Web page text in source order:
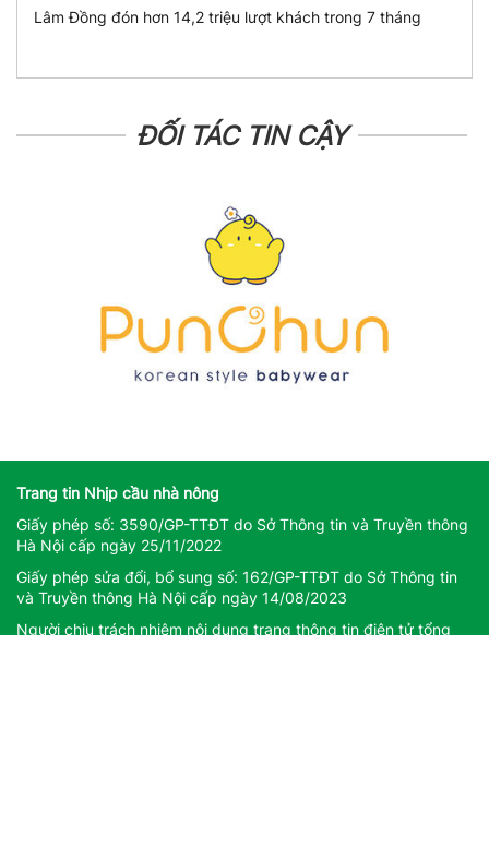
Lâm Đồng đón hơn 14,2 triệu lượt khách trong 7 tháng
ĐỐI TÁC TIN CẬY
Trang tin Nhịp cầu nhà nông
Giấy phép số: 3590/GP-TTĐT do Sở Thông tin và Truyền thông
Hà Nội cấp ngày 25/11/2022
Giấy phép sửa đổi, bổ sung số: 162/GP-TTĐT do Sở Thông tin
và Truyền thông Hà Nội cấp ngày 14/08/2023
Người chịu trách nhiệm nội dung trang thông tin điện tử tổng